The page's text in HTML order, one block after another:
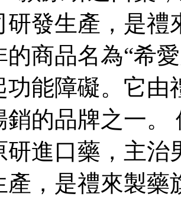
研發生產，是禮
的商品名為“希
功能障礙。它
銷的品牌之一。
研進口藥，主
產，是禮來製藥